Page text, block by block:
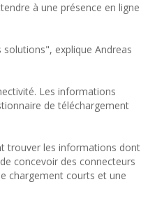
à une présence en ligne
explique Andreas
Les informations
de téléchargement
trouver les informations dont
concevoir des connecteurs
chargement courts et une